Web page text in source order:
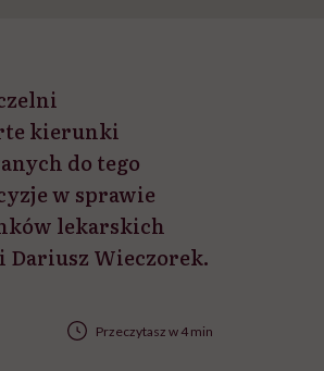
kierunki
do tego
w sprawie
lekarskich
Dariusz Wieczorek.
Przeczytasz w 4 min